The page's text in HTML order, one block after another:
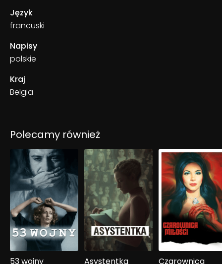
Język
francuski
Napisy
polskie
Kraj
Belgia
Polecamy również
53 wojny Asystentka
Czarownica